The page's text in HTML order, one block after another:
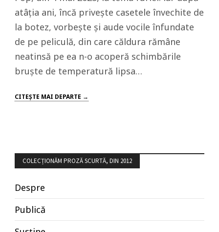
atâția ani, încă privește casetele învechite de
la botez, vorbește și aude vocile înfundate
de pe peliculă, din care căldura rămâne
neatinsă pe ea n-o acoperă schimbările
bruște de temperatură lipsa…
CITEŞTE MAI DEPARTE →
COLECȚIONĂM PROZĂ SCURTĂ, DIN 2012
Despre
Publică